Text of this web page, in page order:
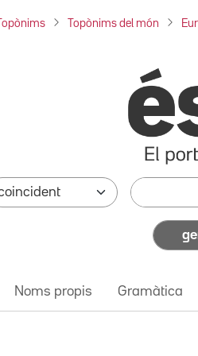
Topònims Topònims del món
Noms propis Gramàtica